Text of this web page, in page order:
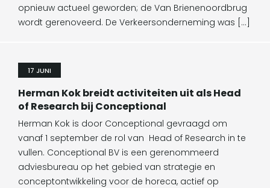
opnieuw actueel geworden; de Van Brienenoordbrug
wordt gerenoveerd. De Verkeersonderneming was […]
17 JUNI
Herman Kok breidt activiteiten uit als Head
of Research bij Conceptional
Herman Kok is door Conceptional gevraagd om
vanaf 1 september de rol van Head of Research in te
vullen. Conceptional BV is een gerenommeerd
adviesbureau op het gebied van strategie en
conceptontwikkeling voor de horeca, actief op